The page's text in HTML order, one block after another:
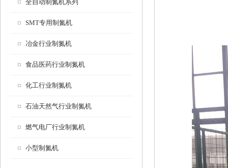
全自动制氮机系列
SMT专用制氮机
冶金行业制氮机
食品医药行业制氮机
化工行业制氮机
石油天然气行业制氮机
燃气电厂行业制氮机
小型制氮机